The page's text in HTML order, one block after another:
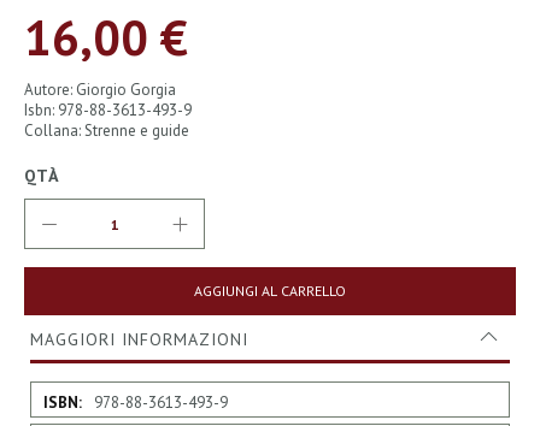
immagini
16,00 €
Autore: Giorgio Gorgia
Isbn: 978-88-3613-493-9
Collana: Strenne e guide
QTÀ
AGGIUNGI AL CARRELLO
MAGGIORI INFORMAZIONI
Informazioni978-88-3613-493-9